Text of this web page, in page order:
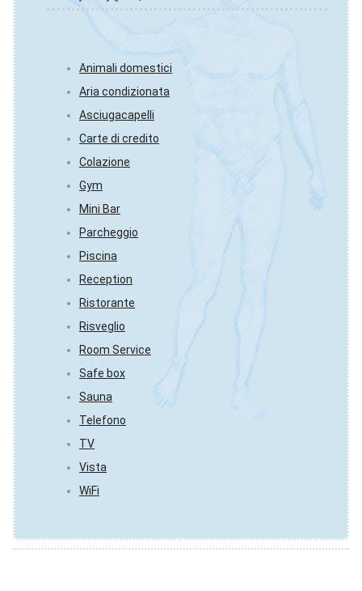
Animali domestici
Aria condizionata
Asciugacapelli
Carte di credito
Colazione
Gym
Mini Bar
Parcheggio
Piscina
Reception
Ristorante
Risveglio
Room Service
Safe box
Sauna
Telefono
TV
Vista
WiFi